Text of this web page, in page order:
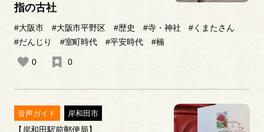
指の古社
#大阪市 #大阪市平野区 #歴史 #寺・神社
#くまたさん
#だんじり
#室町時代 #平安時代 #楠
0 0
音声ガイド 岸和田市
【岸和田駅前郵便局】